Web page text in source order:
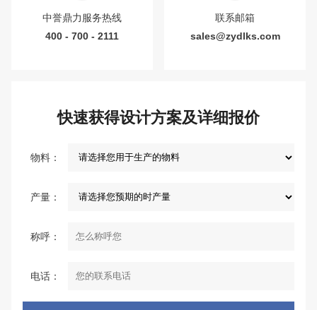
中誉鼎力服务热线
400 - 700 - 2111
联系邮箱
sales@zydlks.com
快速获得设计方案及详细报价
物料：
产量：
称呼：
电话：